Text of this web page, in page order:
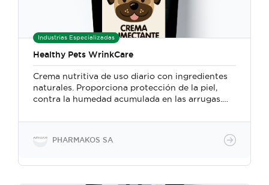
Industrias Especializadas
Healthy Pets WrinkCare
Crema nutritiva de uso diario con ingredientes
naturales. Proporciona protección de la piel,
contra la humedad acumulada en las arrugas.
fúngicas entre las arrugas.
PHARMAKOS SA